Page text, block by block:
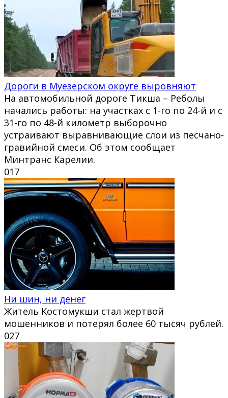
Дороги в Муезерском округе выровняют
На автомобильной дороге Тикша – Реболы
начались работы: на участках с 1-го по 24-й и с
31-го по 48-й километр выборочно
устраивают выравнивающие слои из песчано-
гравийной смеси. Об этом сообщает
Минтранс Карелии.
017
Ни шин, ни денег
Житель Костомукши стал жертвой
мошенников и потерял более 60 тысяч рублей.
027